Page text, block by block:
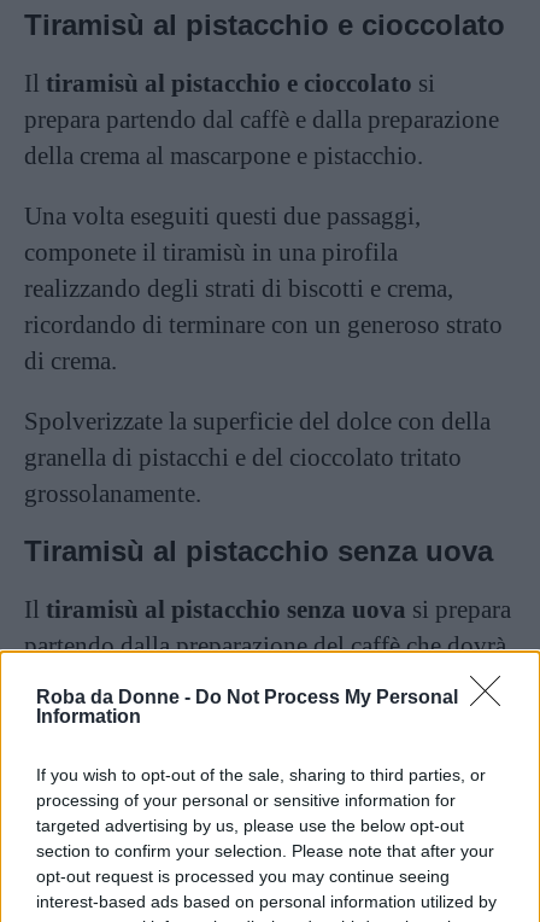
Roba da Donne - Do Not Process My Personal
Information
If you wish to opt-out of the sale, sharing to third parties, or
processing of your personal or sensitive information for
targeted advertising by us, please use the below opt-out
section to confirm your selection. Please note that after your
opt-out request is processed you may continue seeing
interest-based ads based on personal information utilized by
Tiramisù al pistacchio e cioccolato
Il tiramisù al pistacchio e cioccolato si
prepara partendo dal caffè e dalla preparazione
della crema al mascarpone e pistacchio.
Una volta eseguiti questi due passaggi,
componete il tiramisù in una pirofila
realizzando degli strati di biscotti e crema,
ricordando di terminare con un generoso strato
di crema.
Spolverizzate la superficie del dolce con della
granella di pistacchi e del cioccolato tritato
grossolanamente.
Tiramisù al pistacchio senza uova
Il tiramisù al pistacchio senza uova si prepara
partendo dalla preparazione del caffè che dovrà
raffreddare, successivamente si prosegue con la
preparazione della crema. Si monta la panna ben
In ultimo si aggiunge anche la crema al
pistacchio e si mescola delicatamente dal basso
verso l’alto con una spatola in modo da non